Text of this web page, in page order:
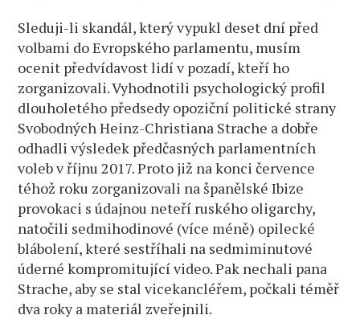
Sleduji-li skandál, který vypukl deset dní před
volbami do Evropského parlamentu, musím
ocenit předvídavost lidí v pozadí, kteří ho
zorganizovali. Vyhodnotili psychologický profil
dlouholetého předsedy opoziční politické strany
Svobodných Heinz-Christiana Strache a dobře
odhadli výsledek předčasných parlamentních
voleb v říjnu 2017. Proto již na konci července
téhož roku zorganizovali na španělské Ibize
provokaci s údajnou neteří ruského oligarchy,
natočili sedmihodinové (více méně) opilecké
blábolení, které sestříhali na sedmiminutové
úderné kompromitující video. Pak nechali pana
Strache, aby se stal vicekancléřem, počkali téměř
dva roky a materiál zveřejnili.